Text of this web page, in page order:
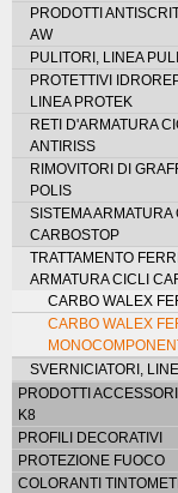
PRODOTTI
AW
PULITORI, LINEA
PROTETTIVI
LINEA PROTEK
RETI D'ARMATURA
ANTIRISS
RIMOVITORI DI
POLIS
SISTEMA ARMATURA
CARBOSTOP
TRATTAMENTO
ARMATURA CICLI
CARBO WALEX
CARBO WALEX
SVERNICIATORI,
PRODOTTI
K8
PROFILI DECORATIVI
PROTEZIONE FUOCO
COLORANTI